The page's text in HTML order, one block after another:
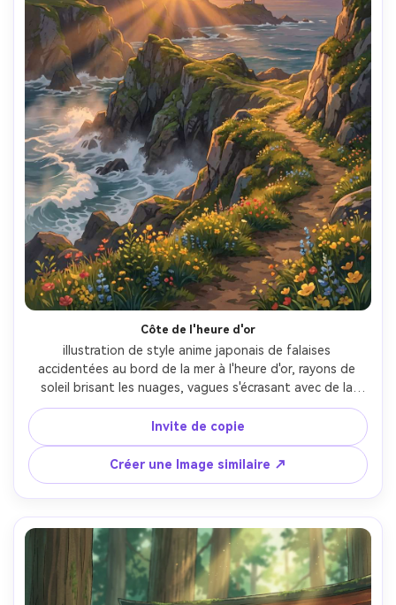
Côte de l'heure d'or
illustration de style anime japonais de falaises
accidentées au bord de la mer à l'heure d'or, rayons de
soleil brisant les nuages, vagues s'écrasant avec de la
mousse stylisée, un chemin sinueux avec des fleurs
sauvages, classement des couleurs chaudes, ciel dégradé
doux, peinture de fond détaillée, humeur sereine et
aventureuse, large prise d'établissement, objectif 85 mm,
profondeur de champ peu profonde-AR 4:5
Invite de copie
Créer une Image similaire ↗